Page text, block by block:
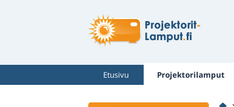
Etusivu Projektorilamput